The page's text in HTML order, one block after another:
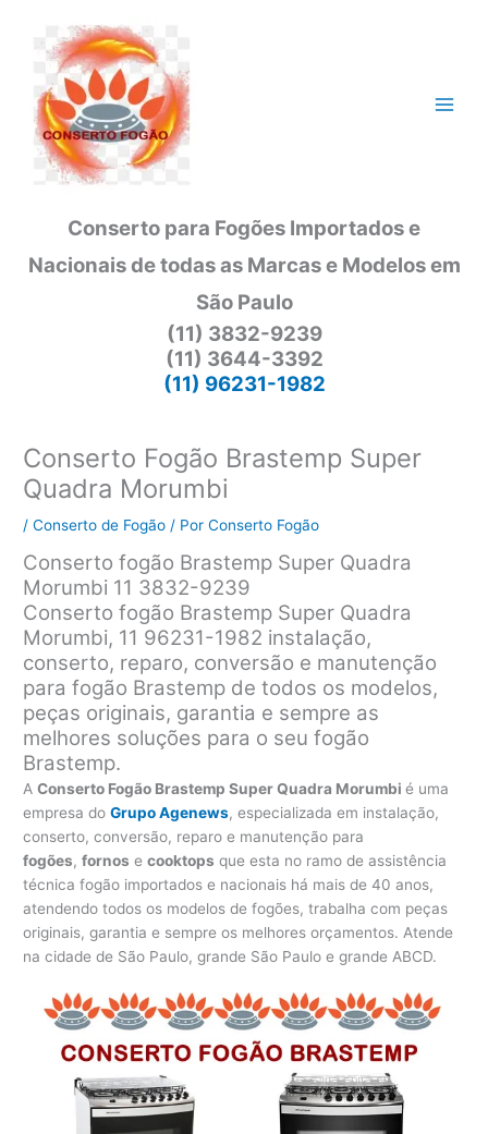
conteúdo
Conserto para Fogões Importados e
Nacionais de todas as Marcas e Modelos em
São Paulo
(11) 3832-9239
(11) 3644-3392
(11) 96231-1982
Conserto Fogão Brastemp Super
Quadra Morumbi
/Conserto de Fogão / PorConserto Fogão
Conserto fogão Brastemp Super Quadra
Morumbi 11 3832-9239
Conserto fogão Brastemp Super Quadra
Morumbi, 11 96231-1982 instalação,
conserto, reparo, conversão e manutenção
para fogão Brastemp de todos os modelos,
peças originais, garantia e sempre as
melhores soluções para o seu fogão
Brastemp.
AConserto Fogão Brastemp Super Quadra Morumbié uma
empresa doGrupo Agenews, especializada em instalação,
conserto, conversão, reparo e manutenção para
fogões,fornos ecooktops que esta no ramo de assistência
técnica fogão importados e nacionais há mais de 40 anos,
atendendo todos os modelos de fogões, trabalha com peças
originais, garantia e sempre os melhores orçamentos. Atende
na cidade de São Paulo, grande São Paulo e grande ABCD.